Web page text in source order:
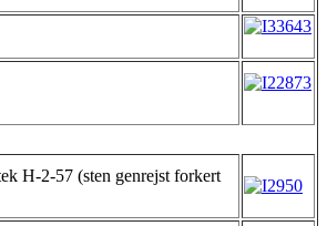
H-2-57 (sten genrejst forkert